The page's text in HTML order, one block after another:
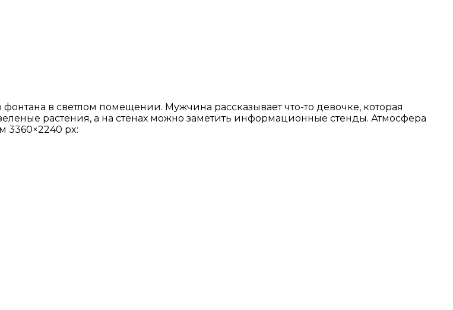
в светлом помещении. Мужчина рассказывает что-то девочке, которая
растения, а на стенах можно заметить информационные стенды. Атмосфера
3360×2240 px: